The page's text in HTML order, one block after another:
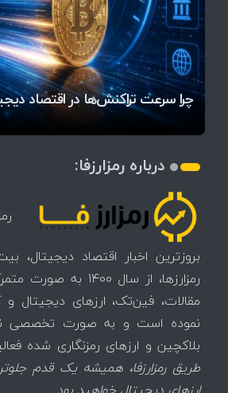
چرا سرعت تراکنش‌ها در اقتصاد
آخرین وضعیت بازار رمزارزها در
تهدید بیت‌کوین مشخص شد
اتفاق تاریخی در بازار رمزارزها /
۱۴۰۵ | بیت‌کوین این مرز را از
تغییر می‌کند
کدامند؟
اتفاق مهم در بازار رمزارزها /
تازه‌ترین رسوایی ارز دیجیتال؛
میز / ۶۲۲ بیت‌کوین کجا رفت؟
بحران بدهی شرکت‌ها و خطر فروش
دلار بیت‌کوین
درباره رمزارزفا:
بروزترین اخبار اقتصاد دیجیتال،
رمزارزها، از سال 1400
مقالات، فین‌تک، ارزهای‌ دیجیتال و
نموده است و به صورت تخصصی نیز
بلاکچین و ارزهای رمزنگاری شده
طریق رمزارزفا، همیشه یک قدم